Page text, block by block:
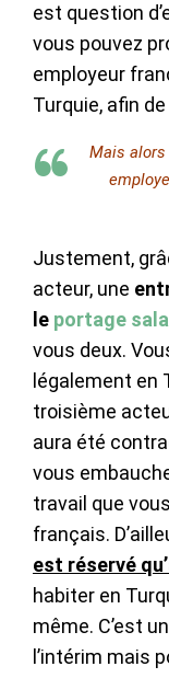
est question
vous pouvez
employeur
Turquie, afin
Mais alors
Justement,
acteur, une
le portage
vous deux.
légalement en
troisième
aura été
vous
travail que
français.
est réservé
habiter en
même. C’est
l’intérim mais